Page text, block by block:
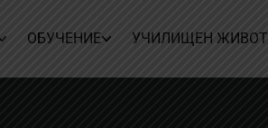
ОБУЧЕНИЕ УЧИЛИЩЕН ЖИВОТ